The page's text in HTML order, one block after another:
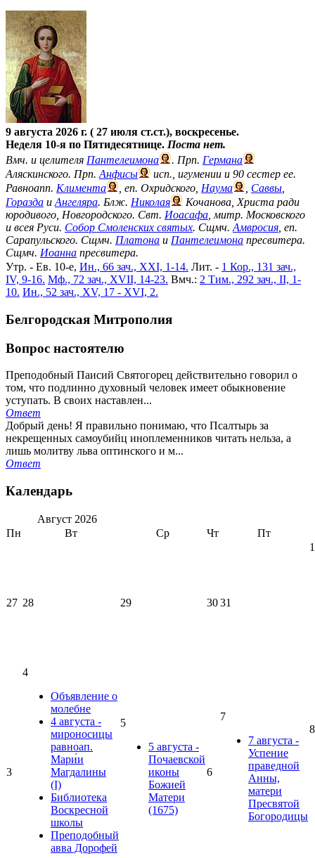
9 августа 2026 г. ( 27 июля ст.ст.), воскресенье.
Неделя 10-я по Пятидесятнице. Поста нет.
Вмч. и целителя Пантелеимона . Прп. Германа
Аляскинского. Прп. Анфисы
исп., игумении и 90 сестер ее.
Равноапп. Климента , еп. Охридского, Наума Саввы
Горазда и Ангеляра. Блж. Николая
Кочанова, Христа ради
юродивого, Новгородского. Свт. Иоасафа , митр. Московского
и всея Руси. Собор Смоленских святых. Сщмч. Амвросия , еп.
Сарапульского. Сщмч. Платона и Пантелеимона пресвитера.
Сщмч. Иоанна пресвитера.
Утр. - Ев. 10-е, Ин., 66 зач., XXI, 1-14. Лит. - 1 Кор., 131 зач.,
IV, 9-16. Мф., 72 зач., XVII, 14-23. Вмч.: 2 Тим., 292 зач., II, 1-
10. Ин., 52 зач., XV, 17 - XVI, 2.
Белгородская Митрополия
Вопрос настоятелю
Преподобный Паисий Святогорец действительно говорил о
том, что подлинно духовный человек имеет обыкновение
уступать. В своих наставлен...
Ответ
Добрый день! Я правильно понимаю, что Псалтырь за
некрещенных самоубийц иноплеменников читать нельза, а
лишь молитву льва оптинского и м...
Ответ
Календарь
Август 2026
Пн
Вт Ср Чт Пт
27 28 29 3031
1
3
4
Объявление о
молебне
4 августа -
мироносицы
равноап.
Мари́и
Магдалины
(I)
Библиотека
Воскресной
школы
Преподобный
авва Дорофей
5
5 августа -
Почаевской
иконы
Божией
Матери
(1675)
6
7
7 августа -
Успение
праведной
Анны,
матери
Пресвятой
Богородицы
8